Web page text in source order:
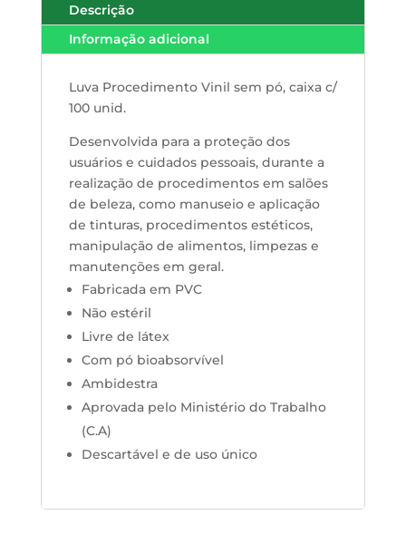
Descrição
Informação adicional
Luva Procedimento Vinil sem pó, caixa c/
100 unid.
Desenvolvida para a proteção dos
usuários e cuidados pessoais, durante a
realização de procedimentos em salões
de beleza, como manuseio e aplicação
de tinturas, procedimentos estéticos,
manipulação de alimentos, limpezas e
manutenções em geral.
Fabricada em PVC
Não estéril
Livre de látex
Com pó bioabsorvível
Ambidestra
Aprovada pelo Ministério do Trabalho
(C.A)
Descartável e de uso único